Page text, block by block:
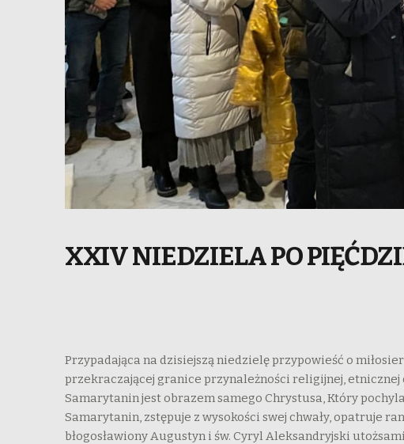
XXIV NIEDZIELA PO
Przypadająca na dzisiejszą niedzielę przypowieść o
przekraczającej granice przynależności religijnej, etnicznej
Samarytanin jest obrazem samego Chrystusa, Który
Samarytanin, zstępuje z wysokości swej chwały, opatruje
błogosławiony Augustyn i św. Cyryl Aleksandryjski